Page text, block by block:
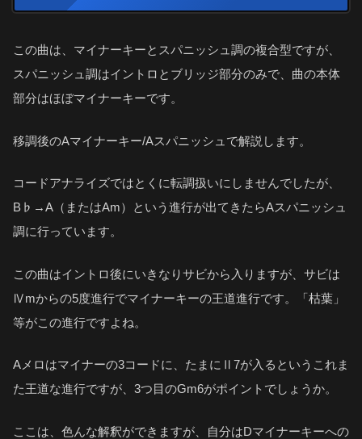
この曲は、マイナーキーとスパニッシュ調の複合型ですが、
スパニッシュ調はイントロとブリッジ部分のみで、曲の本体
部分はほぼマイナーキーです。
移調後のAマイナーキー/Aスパニッシュで解説します。
コードアナライズではとくに転調扱いにしませんでしたが、
B♭→A（またはAm）という進行が出てきたらAスパニッシュ
調に行っています。
この曲はイントロ後にいきなりサビから入りますが、サビは
Ⅳmからの5度進行でマイナーキーの王道進行です。「枯葉」
等がこの進行ですよね。
Aメロはマイナーの3コードに、たまにⅡ7が入るというこれま
た王道な進行ですが、3つ目のGm6がポイントでしょうか。
ここは、色んな解釈ができますが、自分はDマイナーキーへの